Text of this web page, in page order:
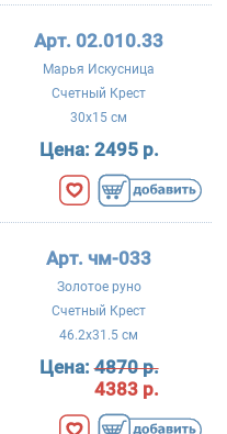
Арт. 02.010.33
Марья Искусница
Счетный Крест
30x15 см
Цена: 2495 р.
Арт. чм-033
Золотое руно
Счетный Крест
46.2x31.5 см
Цена:4870 р.
4383 р.